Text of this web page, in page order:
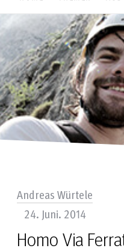
Homo Via
24. Juni. 2014
Andreas Würtele